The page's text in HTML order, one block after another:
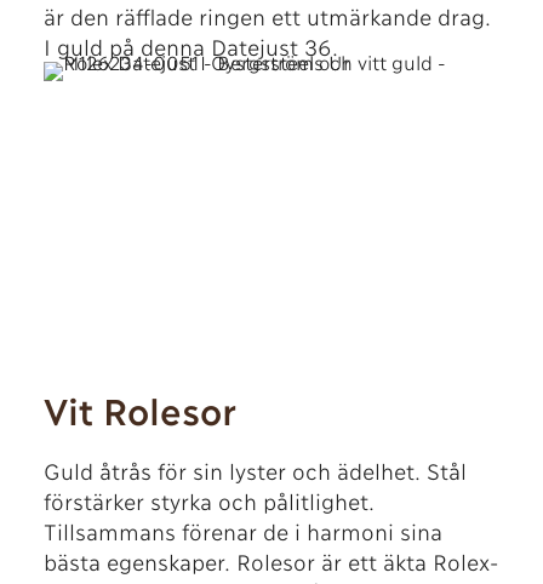
är den räfflade ringen ett utmärkande drag.
I guld på denna Datejust 36.
Vit Rolesor
Guld åtrås för sin lyster och ädelhet. Stål
förstärker styrka och pålitlighet.
Tillsammans förenar de i harmoni sina
bästa egenskaper. Rolesor är ett äkta Rolex-